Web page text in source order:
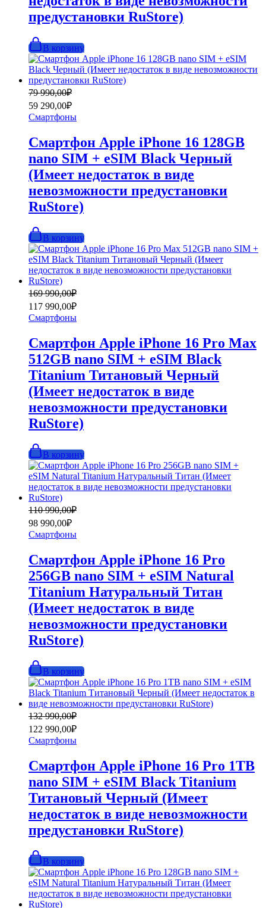
предустановки RuStore)
В корзину
79 990,00₽
Первоначальная
цена
составляла
79
59 290,00₽
Текущая
цена:
59
290,00₽.
Смартфоны
Смартфон Apple iPhone 16 128GB
nano SIM + eSIM Black Черный
(Имеет недостаток в виде
невозможности предустановки
RuStore)
В корзину
169 990,00₽
Первоначальная
цена
составляла
169
117 990,00₽
Текущая
цена:
117
990,00₽.
Смартфоны
Смартфон Apple iPhone 16 Pro Max
512GB nano SIM + eSIM Black
Titanium Титановый Черный
(Имеет недостаток в виде
невозможности предустановки
RuStore)
В корзину
110 990,00₽
Первоначальная
цена
составляла
110
98 990,00₽
Текущая
цена:
98
990,00₽.
Смартфоны
Смартфон Apple iPhone 16 Pro
256GB nano SIM + eSIM Natural
Titanium Натуральный Титан
(Имеет недостаток в виде
невозможности предустановки
RuStore)
В корзину
132 990,00₽
Первоначальная
цена
составляла
132
122 990,00₽
Текущая
цена:
122
990,00₽.
Смартфоны
Смартфон Apple iPhone 16 Pro 1TB
nano SIM + eSIM Black Titanium
Титановый Черный (Имеет
недостаток в виде невозможности
предустановки RuStore)
В корзину